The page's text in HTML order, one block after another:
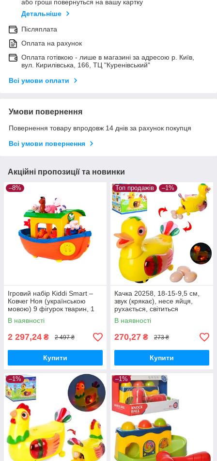
або гроші повернуться на вашу картку
Детальніше
Післяплата
Оплата на рахунок
Оплата готівкою - лише в магазині за адресою р. Київ,
вул. Кирилівська, 166, ТЦ "Куренівський"
Всі умови оплати
Умови повернення
Повернення товару впродовж 14 днів за рахунок покупця
Всі умови повернення
Акційні пропозиції та новинки
–8%
Ігровий набір Kiddi Smart –
Ковчег Ноя (українською
мовою) 9 фігурок тварин, 1
фігурка Ноя (063404)
В наявності
2 297,24 ₴ 2 497 ₴
Купити
Топ продажів –1%
Качка 20258, 18-15-9,5 см,
звук (крякає), несе яйця,
рухається, світиться
В наявності
270,27 ₴ 273 ₴
Купити
–1% –1%